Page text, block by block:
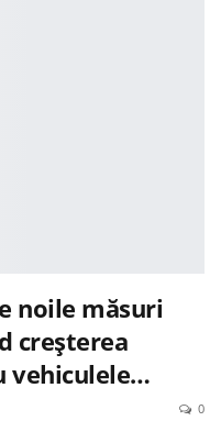
noile măsuri
creșterea
vehiculele…
0